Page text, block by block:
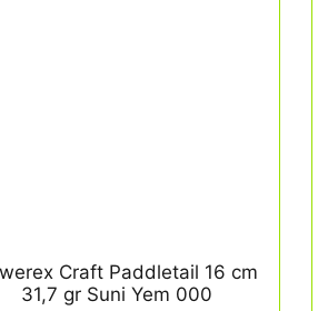
Craft Paddletail 16 cm
31,7 gr Suni Yem 000